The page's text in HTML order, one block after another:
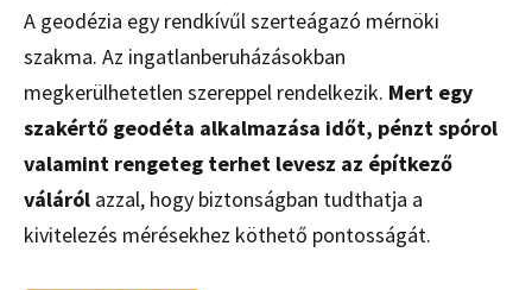
A geodézia egy rendkívűl szerteágazó mérnöki
szakma. Az ingatlanberuházásokban
megkerülhetetlen szereppel rendelkezik. Mert egy
szakértő geodéta alkalmazása időt, pénzt spórol
valamint rengeteg terhet levesz az építkező
váláról azzal, hogy biztonságban tudthatja a
kivitelezés mérésekhez köthető pontosságát.